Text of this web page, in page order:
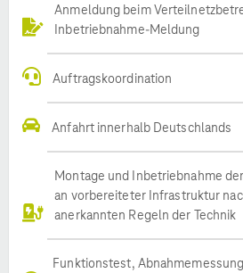
Anmeldung beim
Inbetriebnahme-Meldung
Auftragskoordination
Anfahrt innerhalb Deutschlands
Montage und Inbetriebnahme
an vorbereiteter Infrastruktur
anerkannten Regeln der Technik
Funktionstest,